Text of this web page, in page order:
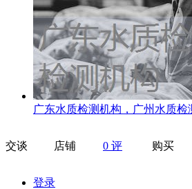
广东水质检测机构，广州水质检
交谈 店铺 0 评 购买
登录